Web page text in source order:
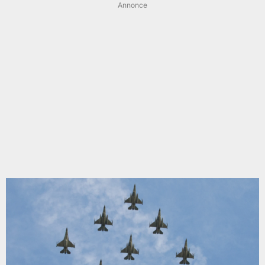
Annonce